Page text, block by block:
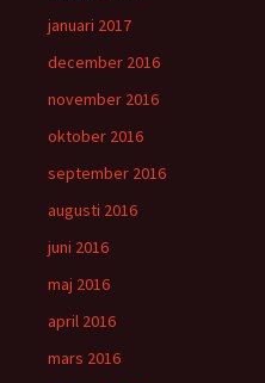
januari 2017
december 2016
november 2016
oktober 2016
september 2016
augusti 2016
juni 2016
maj 2016
april 2016
mars 2016